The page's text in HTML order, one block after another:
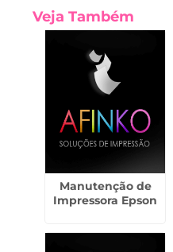
Veja Também
Manutenção de
Impressora Epson